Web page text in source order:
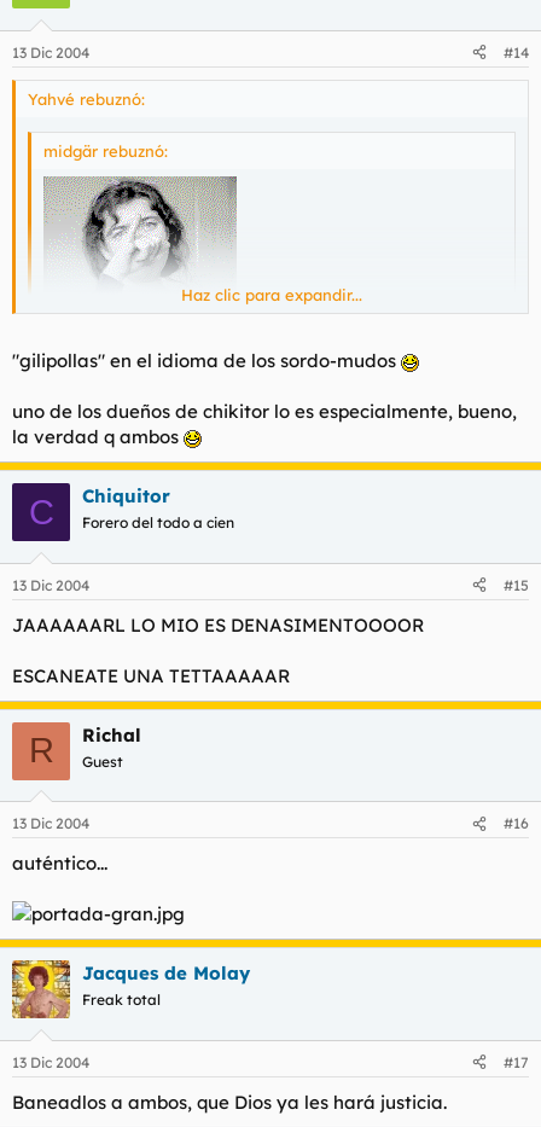
13 Dic 2004 #14
Yahvé rebuznó:
midgär rebuznó:
Haz clic para expandir...
¿Movimiento L?
Haz clic para expandir...
"gilipollas" en el idioma de los sordo-mudos
uno de los dueños de chikitor lo es especialmente, bueno,
la verdad q ambos
C Chiquitor
Forero del todo a cien
13 Dic 2004 #15
JAAAAAARL LO MIO ES DENASIMENTOOOOR
ESCANEATE UNA TETTAAAAAR
R Richal
Guest
13 Dic 2004 #16
auténtico...
Jacques de Molay
Freak total
13 Dic 2004 #17
Baneadlos a ambos, que Dios ya les hará justicia.